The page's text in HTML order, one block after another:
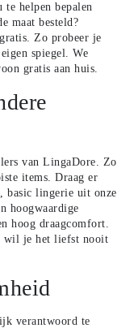
te helpen bepalen
maat besteld?
Zo probeer je
spiegel. We
gratis aan huis.
van LingaDore. Zo
items. Draag er
basic lingerie uit onze
hoogwaardige
hoog draagcomfort.
wil je het liefst nooit
verantwoord te